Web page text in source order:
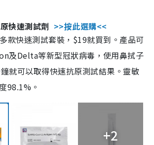
快速測試劑 >>按此選購<<
款快速測試套裝，$19就買到。產品可
及Delta等新型冠狀病毒，使用鼻拭子
就可以取得快速抗原測試結果。靈敏
98.1%。
+2